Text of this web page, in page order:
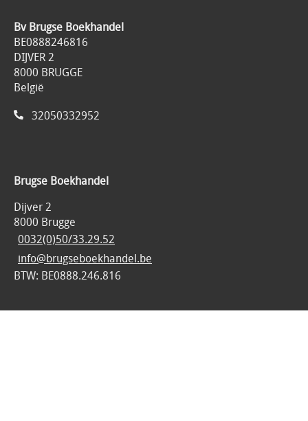
Bv Brugse Boekhandel
BE0888246816
DIJVER 2
8000 BRUGGE
België
32050332952
Brugse Boekhandel
Dijver 2
8000 Brugge
0032(0)50/33.29.52
info@brugseboekhandel.be
BTW: BE0888.246.816